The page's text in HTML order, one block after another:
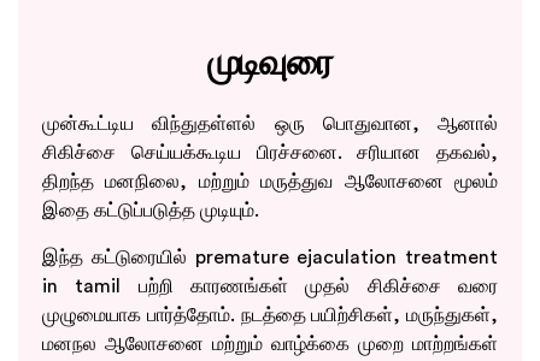
முடிவுரை
முன்கூட்டிய விந்துதள்ளல் ஒரு பொதுவான, ஆனால்
சிகிச்சை செய்யக்கூடிய பிரச்சனை. சரியான தகவல்,
திறந்த மனநிலை, மற்றும் மருத்துவ ஆலோசனை மூலம்
இதை கட்டுப்படுத்த முடியும்.
இந்த கட்டுரையில் premature ejaculation treatment
in tamil பற்றி காரணங்கள் முதல் சிகிச்சை வரை
முழுமையாக பார்த்தோம். நடத்தை பயிற்சிகள், மருந்துகள்,
மனநல ஆலோசனை மற்றும் வாழ்க்கை முறை மாற்றங்கள்